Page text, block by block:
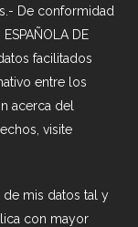
De conformidad
DE
facilitados
entre los
acerca del
visite
de mis datos tal y
con mayor